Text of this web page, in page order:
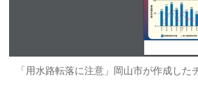
「用水路転落に注意」岡山市が作成した